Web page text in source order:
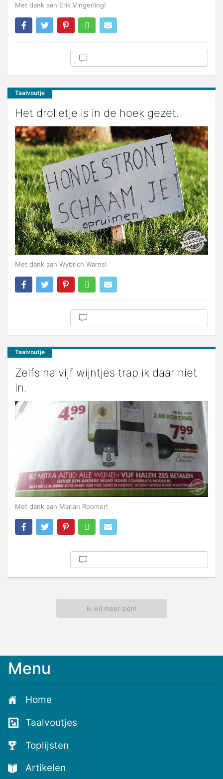
Met dank aan Erik Vingerling!
Taalvoutje
Het drolletje is in de hoek gezet.
Met dank aan Wybrich Warns!
Taalvoutje
Zelfs na vijf wijntjes trap ik daar niet
in.
Met dank aan Marian Roomer!
Ik wil meer zien!
Meld
voor
de
nieuwste
voutjes
en
de
voutste
Menu
Home
Taalvoutjes
Toplijsten
Artikelen